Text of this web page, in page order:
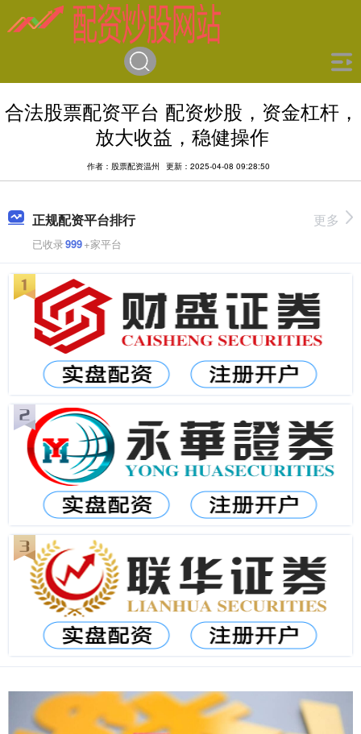
合法股票配资平台 配资炒股，资金杠杆，
放大收益，稳健操作
作者：股票配资温州 更新：2025-04-08 09:28:50
正规配资平台排行
已收录999+家平台
更多